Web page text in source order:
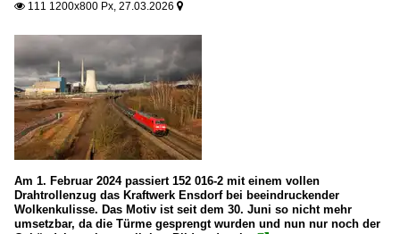
 111 1200x800 Px, 27.03.2026 
Am 1. Februar 2024 passiert 152 016-2 mit einem vollen
Drahtrollenzug das Kraftwerk Ensdorf bei beeindruckender
Wolkenkulisse. Das Motiv ist seit dem 30. Juni so nicht mehr
umsetzbar, da die Türme gesprengt wurden und nun nur noch der